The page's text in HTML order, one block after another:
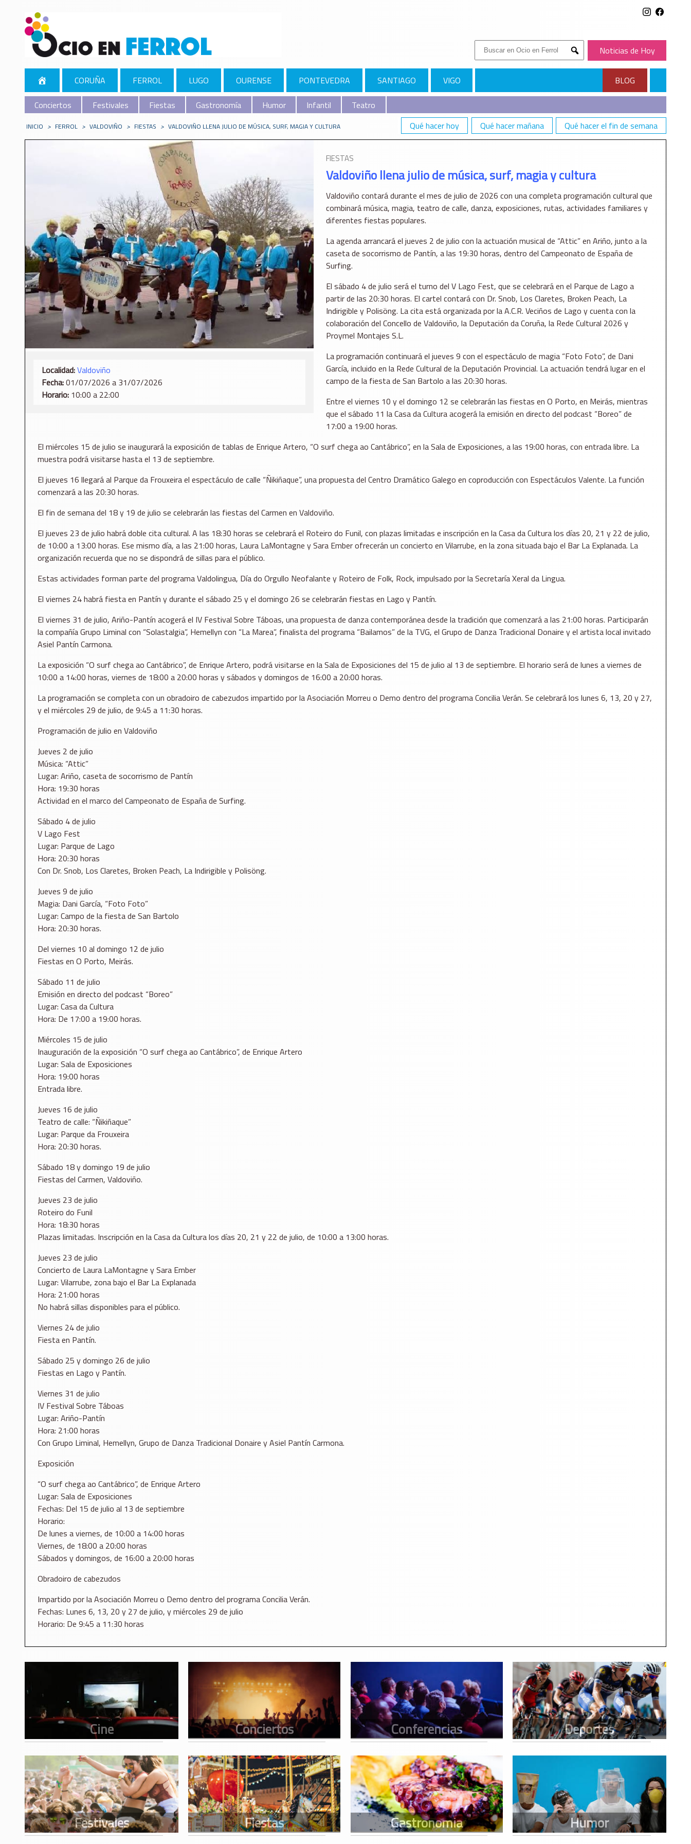
Buscar:
Submit
Noticias de Hoy
CORUÑA FERROL LUGO OURENSE PONTEVEDRA SANTIAGO VIGO
BLOG
Conciertos
Festivales Fiestas Gastronomía Humor Infantil
Teatro
Qué hacer hoy
Qué hacer mañana Qué hacer el fin de semana
INICIO > FERROL > VALDOVIÑO > FIESTAS > VALDOVIÑO LLENA JULIO DE MÚSICA, SURF, MAGIA Y CULTURA
Localidad:Valdoviño
Fecha:01/07/2026 a 31/07/2026
Horario: 10:00 a 22:00
FIESTAS
Valdoviño llena julio de música, surf, magia y cultura
Valdoviño contará durante el mes de julio de 2026 con una completa programación cultural que
combinará música, magia, teatro de calle, danza, exposiciones, rutas, actividades familiares y
diferentes fiestas populares.
La agenda arrancará el jueves 2 de julio con la actuación musical de “Attic” en Ariño, junto a la
caseta de socorrismo de Pantín, a las 19:30 horas, dentro del Campeonato de España de
Surfing.
El sábado 4 de julio será el turno del V Lago Fest, que se celebrará en el Parque de Lago a
partir de las 20:30 horas. El cartel contará con Dr. Snob, Los Claretes, Broken Peach, La
Indirigible y Polisöng. La cita está organizada por la A.C.R. Veciños de Lago y cuenta con la
colaboración del Concello de Valdoviño, la Deputación da Coruña, la Rede Cultural 2026 y
Proymel Montajes S.L.
La programación continuará el jueves 9 con el espectáculo de magia “Foto Foto”, de Dani
García, incluido en la Rede Cultural de la Deputación Provincial. La actuación tendrá lugar en el
campo de la fiesta de San Bartolo a las 20:30 horas.
Entre el viernes 10 y el domingo 12 se celebrarán las fiestas en O Porto, en Meirás, mientras
que el sábado 11 la Casa da Cultura acogerá la emisión en directo del podcast “Boreo” de
17:00 a 19:00 horas.
El miércoles 15 de julio se inaugurará la exposición de tablas de Enrique Artero, “O surf chega ao Cantábrico”, en la Sala de Exposiciones, a las 19:00 horas, con entrada libre. La
muestra podrá visitarse hasta el 13 de septiembre.
El jueves 16 llegará al Parque da Frouxeira el espectáculo de calle “Ñikiñaque”, una propuesta del Centro Dramático Galego en coproducción con Espectáculos Valente. La función
comenzará a las 20:30 horas.
El fin de semana del 18 y 19 de julio se celebrarán las fiestas del Carmen en Valdoviño.
El jueves 23 de julio habrá doble cita cultural. A las 18:30 horas se celebrará el Roteiro do Funil, con plazas limitadas e inscripción en la Casa da Cultura los días 20, 21 y 22 de julio,
de 10:00 a 13:00 horas. Ese mismo día, a las 21:00 horas, Laura LaMontagne y Sara Ember ofrecerán un concierto en Vilarrube, en la zona situada bajo el Bar La Explanada. La
organización recuerda que no se dispondrá de sillas para el público.
Estas actividades forman parte del programa Valdolingua, Día do Orgullo Neofalante y Roteiro de Folk, Rock, impulsado por la Secretaría Xeral da Lingua.
El viernes 24 habrá fiesta en Pantín y durante el sábado 25 y el domingo 26 se celebrarán fiestas en Lago y Pantín.
El viernes 31 de julio, Ariño-Pantín acogerá el IV Festival Sobre Táboas, una propuesta de danza contemporánea desde la tradición que comenzará a las 21:00 horas. Participarán
la compañía Grupo Liminal con “Solastalgia”, Hemellyn con “La Marea”, finalista del programa “Bailamos” de la TVG, el Grupo de Danza Tradicional Donaire y el artista local invitado
Asiel Pantín Carmona.
La exposición “O surf chega ao Cantábrico”, de Enrique Artero, podrá visitarse en la Sala de Exposiciones del 15 de julio al 13 de septiembre. El horario será de lunes a viernes de
10:00 a 14:00 horas, viernes de 18:00 a 20:00 horas y sábados y domingos de 16:00 a 20:00 horas.
La programación se completa con un obradoiro de cabezudos impartido por la Asociación Morreu o Demo dentro del programa Concilia Verán. Se celebrará los lunes 6, 13, 20 y 27,
y el miércoles 29 de julio, de 9:45 a 11:30 horas.
Programación de julio en Valdoviño
Jueves 2 de julio
Música: “Attic”
Lugar: Ariño, caseta de socorrismo de Pantín
Hora: 19:30 horas
Actividad en el marco del Campeonato de España de Surfing.
Sábado 4 de julio
V Lago Fest
Lugar: Parque de Lago
Hora: 20:30 horas
Con Dr. Snob, Los Claretes, Broken Peach, La Indirigible y Polisöng.
Jueves 9 de julio
Magia: Dani García, “Foto Foto”
Lugar: Campo de la fiesta de San Bartolo
Hora: 20:30 horas.
Del viernes 10 al domingo 12 de julio
Fiestas en O Porto, Meirás.
Sábado 11 de julio
Emisión en directo del podcast “Boreo”
Lugar: Casa da Cultura
Hora: De 17:00 a 19:00 horas.
Miércoles 15 de julio
Inauguración de la exposición “O surf chega ao Cantábrico”, de Enrique Artero
Lugar: Sala de Exposiciones
Hora: 19:00 horas
Entrada libre.
Jueves 16 de julio
Teatro de calle: “Ñikiñaque”
Lugar: Parque da Frouxeira
Hora: 20:30 horas.
Sábado 18 y domingo 19 de julio
Fiestas del Carmen, Valdoviño.
Jueves 23 de julio
Roteiro do Funil
Hora: 18:30 horas
Plazas limitadas. Inscripción en la Casa da Cultura los días 20, 21 y 22 de julio, de 10:00 a 13:00 horas.
Jueves 23 de julio
Concierto de Laura LaMontagne y Sara Ember
Lugar: Vilarrube, zona bajo el Bar La Explanada
Hora: 21:00 horas
No habrá sillas disponibles para el público.
Viernes 24 de julio
Fiesta en Pantín.
Sábado 25 y domingo 26 de julio
Fiestas en Lago y Pantín.
Viernes 31 de julio
IV Festival Sobre Táboas
Lugar: Ariño-Pantín
Hora: 21:00 horas
Con Grupo Liminal, Hemellyn, Grupo de Danza Tradicional Donaire y Asiel Pantín Carmona.
Exposición
“O surf chega ao Cantábrico”, de Enrique Artero
Lugar: Sala de Exposiciones
Fechas: Del 15 de julio al 13 de septiembre
Horario:
De lunes a viernes, de 10:00 a 14:00 horas
Viernes, de 18:00 a 20:00 horas
Sábados y domingos, de 16:00 a 20:00 horas
Obradoiro de cabezudos
Impartido por la Asociación Morreu o Demo dentro del programa Concilia Verán.
Fechas: Lunes 6, 13, 20 y 27 de julio, y miércoles 29 de julio
Horario: De 9:45 a 11:30 horas